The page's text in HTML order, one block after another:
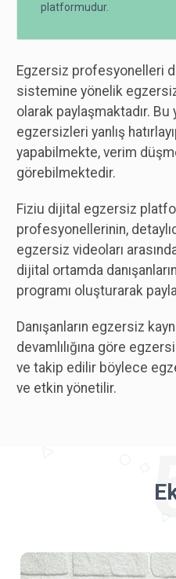
platformudur.
Egzersiz profesyonelleri
sistemine yönelik egzersiz
olarak paylaşmaktadır. Bu
egzersizleri yanlış
yapabilmekte, verim
görebilmektedir.
Fiziu dijital egzersiz
profesyonellerinin,
egzersiz videoları
dijital ortamda
programı oluşturarak
Danışanların egzersiz
devamlılığına göre
ve takip edilir böylece
ve etkin yönetilir.